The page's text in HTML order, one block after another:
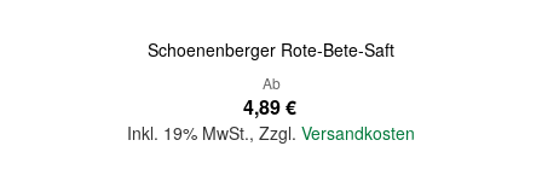
Schoenenberger Rote-Bete-Saft
Ab
4,89 €
Inkl. 19% MwSt., Zzgl. Versandkosten